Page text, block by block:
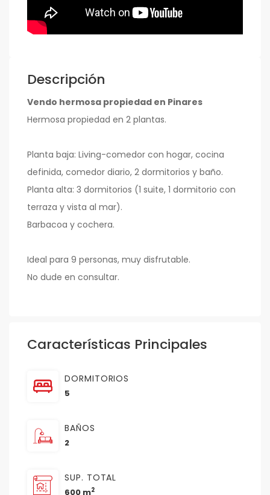
Descripción
Vendo hermosa propiedad en Pinares
Hermosa propiedad en 2 plantas.
Planta baja: Living-comedor con hogar, cocina
definida, comedor diario, 2 dormitorios y baño.
Planta alta: 3 dormitorios (1 suite, 1 dormitorio con
terraza y vista al mar).
Barbacoa y cochera.
Ideal para 9 personas, muy disfrutable.
No dude en consultar.
Características Principales
DORMITORIOS
5
BAÑOS
2
SUP. TOTAL
600 m2